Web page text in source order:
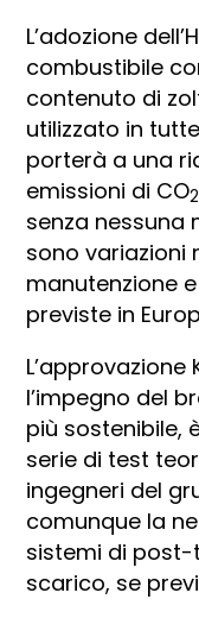
L’adozione
combustibile
contenuto di
utilizzato in
porterà a una
emissioni di CO2
senza nessuna
sono variazioni
manutenzione
previste in
l’impegno del
più sostenibile,
serie di test
ingegneri del
comunque la
sistemi di
scarico, se